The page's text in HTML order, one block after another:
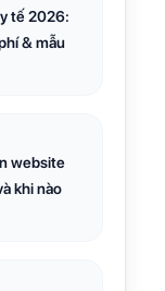
tế 2026:
& mẫu
website
khi nào